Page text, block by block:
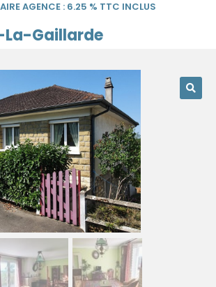
AGENCE : 6.25 % TTC INCLUS
La-Gaillarde